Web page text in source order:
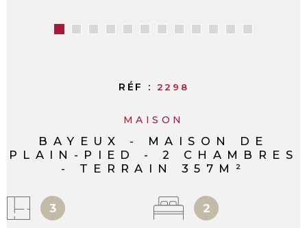
RÉF : 2298
MAISON
BAYEUX - MAISON DE
PLAIN-PIED - 2 CHAMBRES
- TERRAIN 357M²
3 2